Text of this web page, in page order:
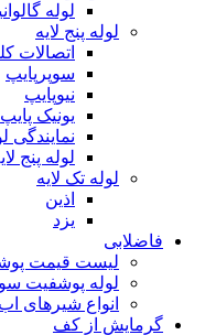
لوله
لوله پنج لایه
اتصالات
سوپرپایپ
نیوپایپ
یونیک پایپ
نمایندگی
لوله پنج
لوله تک لایه
اذین
یزد
فاضلابی
لیست قیمت
لوله پوشفیت
انواع شیرهای
گرمایش از کف